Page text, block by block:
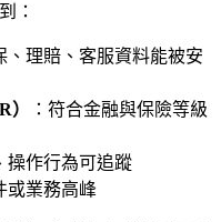
：
、理賠、客服資料能被安
）
：符合金融與保險等級
操作行為可追蹤
或業務高峰